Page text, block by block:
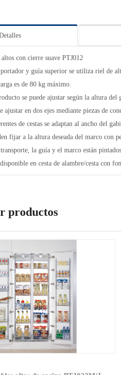
altos con cierre suave PTJ012
y guía superior se utiliza riel de
es de 80 kg máximo.
se puede ajustar según la altura del
ajustar en dos ejes mediante piezas de
de cestas se adaptan al ancho del
fijar a la altura deseada del marco con
la guía y el marco están
en cesta de alambre/cesta con
productos